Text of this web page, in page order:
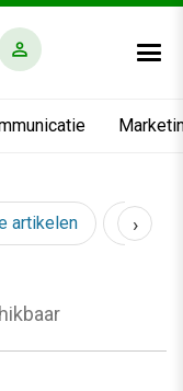
artikelen AI &
›